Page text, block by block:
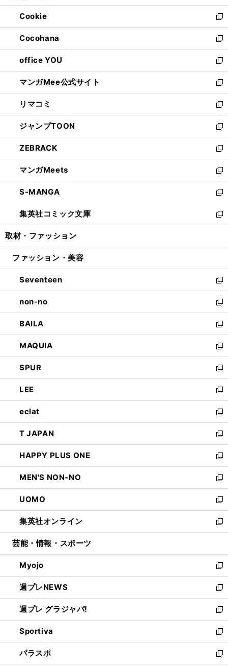
開
く
ウ
で
開
く
ン
ド
ウ
で
開
く
ウ
ィ
ン
ド
ウ
で
開
く
Cookie
新
し
い
ウ
ィ
ン
ド
ウ
で
開
く
Cocohana
新
し
い
ウ
ィ
ン
ド
ウ
で
開
く
office YOU
新
し
い
ウ
ィ
ン
ド
ウ
で
開
く
マンガMee公式サイト
新
し
い
ウ
ィ
ン
ド
ウ
で
開
く
リマコミ
新
し
い
ウ
ィ
ン
ド
ウ
で
開
く
ジャンプTOON
新
し
い
ウ
ィ
ン
ド
ウ
で
開
ZEBRACK
新
し
い
ウ
ィ
ン
ド
ウ
開
マンガMeets
新
し
い
ウ
ィ
ン
ウ
開
く
S-MANGA
新
し
い
ウ
ン
ウ
で
開
く
集英社コミック文庫
新
し
ウ
ン
ド
ウ
で
開
く
取材・ファッション
ファッション・美容
Seventeen
新
し
い
ウ
ィ
ン
ド
ウ
で
開
く
non-no
新
し
い
ウ
ィ
ン
ド
ウ
で
開
く
BAILA
新
し
い
ウ
ィ
ン
ド
ウ
で
開
く
MAQUIA
新
し
い
ウ
ィ
ン
ド
ウ
で
開
く
SPUR
新
し
い
ウ
ィ
ン
ド
ウ
で
開
く
LEE
新
し
い
ウ
ィ
ン
ド
ウ
で
開
く
eclat
新
し
い
ウ
ィ
ン
ド
ウ
で
開
く
T JAPAN
新
し
い
ウ
ィ
ン
ド
ウ
で
開
HAPPY PLUS ONE
新
し
い
ウ
ィ
ン
ド
ウ
開
く
MEN'S NON-NO
新
し
い
ウ
ィ
ン
ウ
で
開
く
UOMO
新
し
い
ウ
ン
ド
ウ
で
開
く
集英社オンライン
新
し
ウ
ィ
ン
ド
ウ
で
開
く
芸能・情報・スポーツ
Myojo
新
し
い
ウ
ィ
ン
ド
ウ
で
開
週プレNEWS
新
し
い
ウ
ィ
ン
ド
ウ
週プレ グラジャパ!
新
し
い
ウ
ィ
ン
Sportiva
新
し
い
パラスポ
新